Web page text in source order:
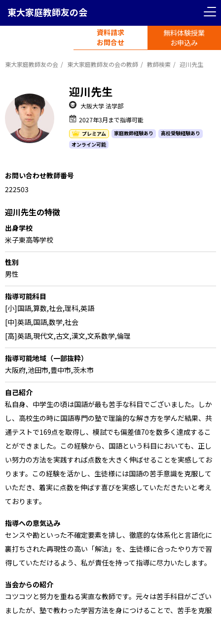
東大家庭教師友の会
資料請求
お問合せ
無料体験授業
お申込み
東大家庭教師友の会 東大家庭教師友の会の教師 教師検索 迎川先生
迎川先生
大阪大学 法学部
2027年3月まで指導可能
プレミアム 家庭教師経験あり
高校受験経験あり
オンライン可能
お問い合わせ教師番号
1222503
迎川先生の特徴
出身学校
米子東高等学校
性別
男性
指導可能科目
[小]国語,算数,社会,理科,英語
[中]英語,国語,数学,社会
[高]英語,現代文,古文,漢文,文系数学,倫理
指導可能地域（一部抜粋）
大阪府,池田市,豊中市,茨木市
自己紹介
私自身、中学生の頃は国語が最も苦手な科目でございました。しか
し、高校生の時に国語専門の塾で理論的な解き方を学んだ結果、共
通テストで169点を取得し、模試でも偏差値70を数多く達成するこ
とができました。この経験から、国語という科目においても、正し
い努力の方法を実践すれば点数を大きく伸ばせることを実感してお
ります。この経験を活かし、生徒様には国語の苦手意識を克服して
いただき、着実に点数を伸ばす喜びを実感していただきたいと考え
ております。
指導への意気込み
センスや勘といった不確定要素を排し、徹底的な体系化と言語化に
裏打ちされた再現性の高い「解法」を、生徒様に合ったやり方で習
得していただけるよう、私が責任を持って指導に尽力いたします。
当会からの紹介
コツコツと努力を重ねる実直な教師です。元々は苦手科目がござい
ましたが、塾で教わった学習方法を身につけることで、苦手を克服